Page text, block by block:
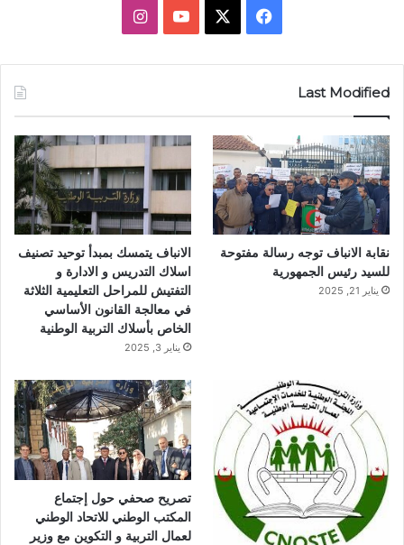
و
ك
ب
ر
ا
م
Last Modified
نقابة الانباف توجه رسالة مفتوحة
للسيد رئيس الجمهورية
يناير 21, 2025
الانباف يتمسك بمبدأ توحيد تصنيف
اسلاك التدريس و الادارة و
التفتيش للمراحل التعليمية الثلاثة
في معالجة القانون الأساسي
الخاص بأسلاك التربية الوطنية
يناير 3, 2025
تصريح صحفي حول إجتماع
المكتب الوطني للاتحاد الوطني
لعمال التربية و التكوين مع وزير